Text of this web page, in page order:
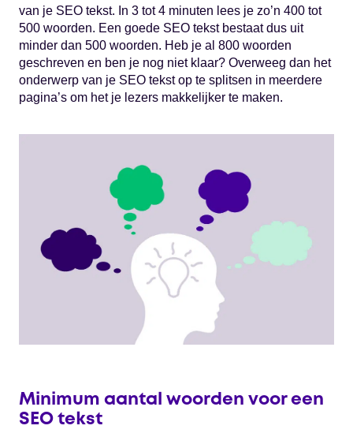
van je SEO tekst. In 3 tot 4 minuten lees je zo’n 400 tot
500 woorden. Een goede SEO tekst bestaat dus uit
minder dan 500 woorden. Heb je al 800 woorden
geschreven en ben je nog niet klaar? Overweeg dan het
onderwerp van je SEO tekst op te splitsen in meerdere
pagina’s om het je lezers makkelijker te maken.
Minimum aantal woorden voor een
SEO tekst